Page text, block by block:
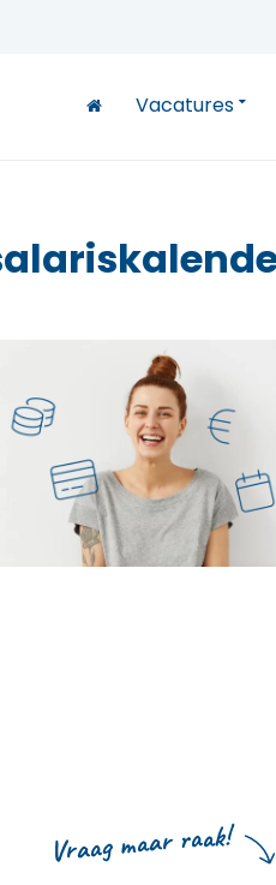
Vacatures
Vraag maar raak!